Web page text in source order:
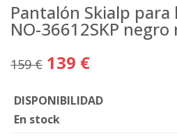
Pantalón Skialp para
NO-36612SKP negro
159 € 139 €
DISPONIBILIDAD
En stock